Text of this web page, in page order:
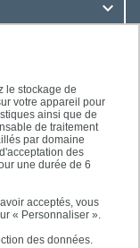
le stockage de
votre appareil pour
ainsi que de
de traitement
par domaine
des
une durée de 6
acceptés, vous
« Personnaliser ».
des données.